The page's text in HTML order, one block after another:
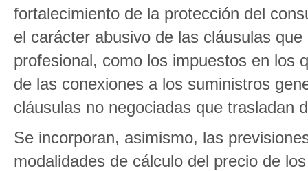
fortalecimiento de la protección del
el carácter abusivo de las cláusulas
profesional, como los impuestos en los
de las conexiones a los suministros
cláusulas no negociadas que trasladan
Se incorporan, asimismo, las
modalidades de cálculo del precio de